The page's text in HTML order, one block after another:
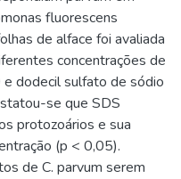
fluorescens
de alface foi avaliada
concentrações de
dodecil sulfato de sódio
se que SDS
protozoários e sua
(p < 0,05).
de C. parvum serem